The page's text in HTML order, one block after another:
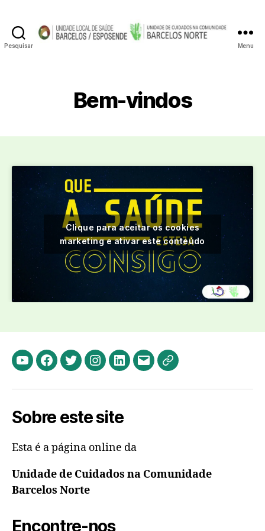
Pesquisar
na
Comunidade
Menu
Bem-vindos
Clique para aceitar os cookies
marketing e ativar este conteúdo
YoutubeFacebook
TwitterInstagram
LinkedIn
EmailPolítica
Sobre este site
Esta é a página online da
Unidade de Cuidados na Comunidade
Barcelos Norte
Encontre-nos